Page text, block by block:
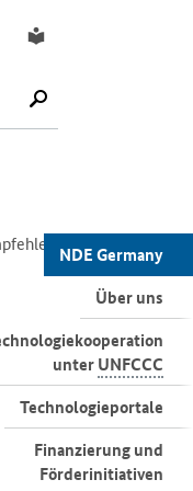
SUCHE STARTEN
Leichte Sprache
NDE Germany
Über uns
unterUNFCCC
Technologieportale
Finanzierung und
Förderinitiativen